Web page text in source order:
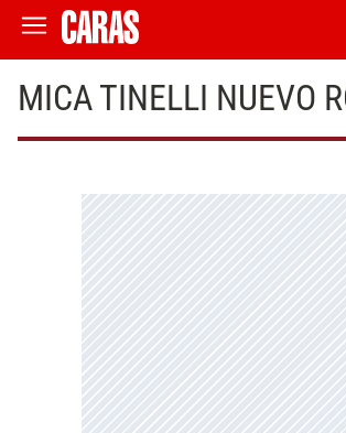
MICA TINELLI NUEVO